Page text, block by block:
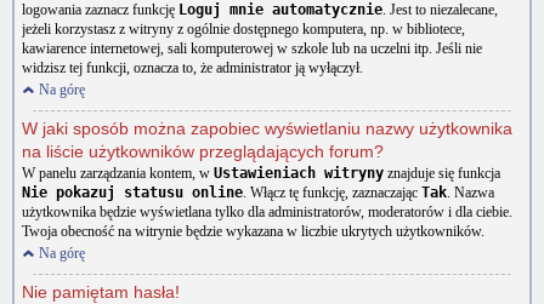
logowania zaznacz funkcję Loguj mnie automatycznie. Jest to niezalecane,
jeżeli korzystasz z witryny z ogólnie dostępnego komputera, np. w bibliotece,
kawiarence internetowej, sali komputerowej w szkole lub na uczelni itp. Jeśli nie
widzisz tej funkcji, oznacza to, że administrator ją wyłączył.
Na górę
W jaki sposób można zapobiec wyświetlaniu nazwy użytkownika
na liście użytkowników przeglądających forum?
W panelu zarządzania kontem, w Ustawieniach witryny znajduje się funkcja
Nie pokazuj statusu online. Włącz tę funkcję, zaznaczając Tak. Nazwa
użytkownika będzie wyświetlana tylko dla administratorów, moderatorów i dla ciebie.
Twoja obecność na witrynie będzie wykazana w liczbie ukrytych użytkowników.
Na górę
Nie pamiętam hasła!